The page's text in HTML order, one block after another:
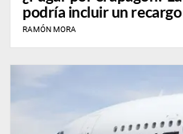
podría incluir un
RAMÓN MORA